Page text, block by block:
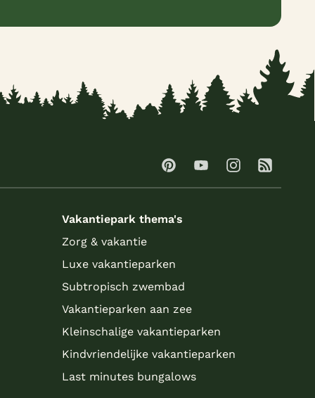
Vakantiepark thema's
Zorg & vakantie
Luxe vakantieparken
Subtropisch zwembad
Vakantieparken aan zee
Kleinschalige vakantieparken
Kindvriendelijke vakantieparken
Last minutes bungalows